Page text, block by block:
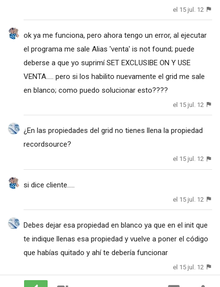
el 15 jul. 12
ok ya me funciona, pero ahora tengo un error, al ejecutar
el programa me sale Alias 'venta' is not found; puede
deberse a que yo suprimí SET EXCLUSIBE ON Y USE
VENTA..... pero si los habilito nuevamente el grid me sale
en blanco; como puedo solucionar esto????
el 15 jul. 12
¿En las propiedades del grid no tienes llena la propiedad
recordsource?
el 15 jul. 12
si dice cliente.....
el 15 jul. 12
Debes dejar esa propiedad en blanco ya que en el init que
te indique llenas esa propiedad y vuelve a poner el código
que habías quitado y ahí te debería funcionar
el 15 jul. 12